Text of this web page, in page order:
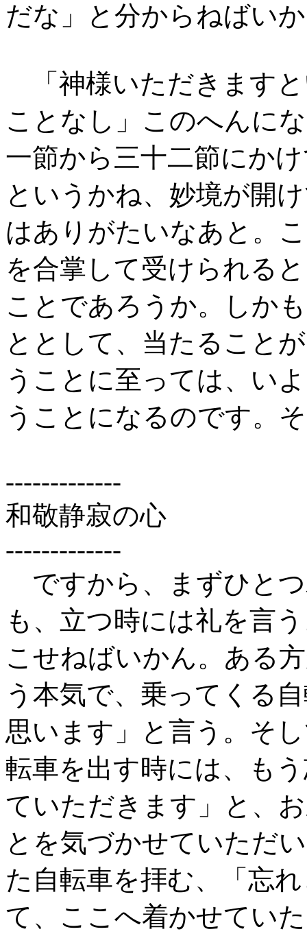
だな」と分からねばい
「神様いただきます
ことなし」このへんに
一節から三十二節にか
というかね、妙境が開
はありがたいなあと。
を合掌して受けられる
ことであろうか。しか
ととして、当たること
うことに至っては、い
うことになるのです。
-------------
和敬静寂の心
-------------
ですから、まずひと
も、立つ時には礼を言
こせねばいかん。ある
う本気で、乗ってくる
思います」と言う。そ
転車を出す時には、も
ていただきます」と、
とを気づかせていただ
た自転車を拝む、「忘
て、ここへ着かせてい